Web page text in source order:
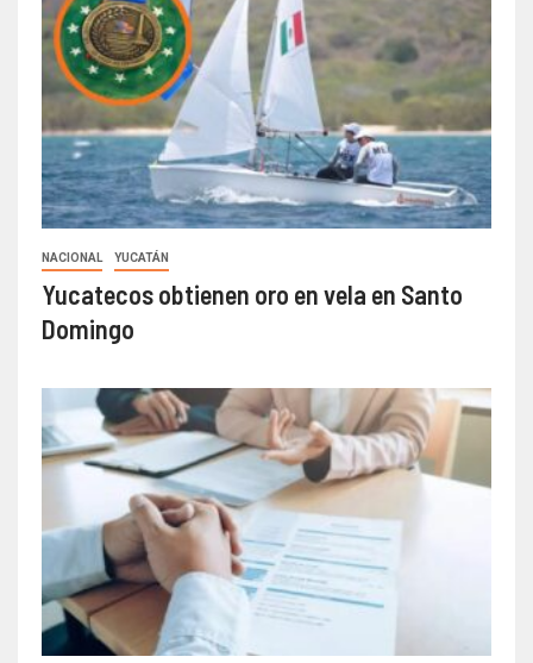
NACIONAL YUCATÁN
Yucatecos obtienen oro en vela en Santo
Domingo